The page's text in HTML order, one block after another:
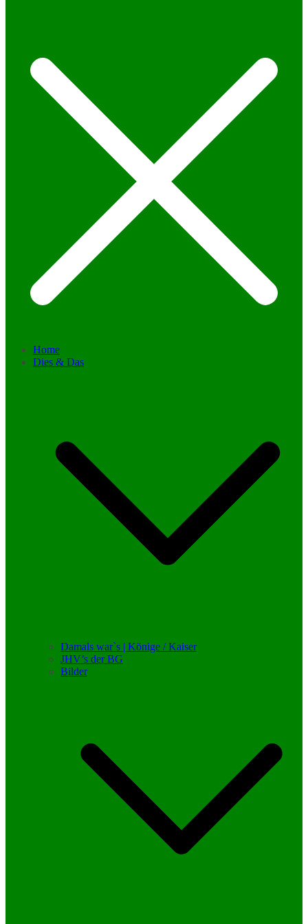
Home
Dies & Das
Damals war`s | Könige / Kaiser
JHV’s der BG
Bilder